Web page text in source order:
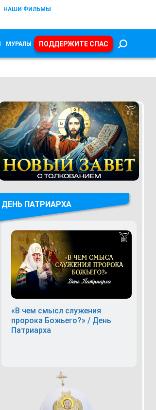
НАШИ ФИЛЬМЫ
МУРАЛЫ ПОДДЕРЖИТЕ СПАС
ДЕНЬ ПАТРИАРХА
«В чем смысл служения
пророка Божьего?» / День
Патриарха